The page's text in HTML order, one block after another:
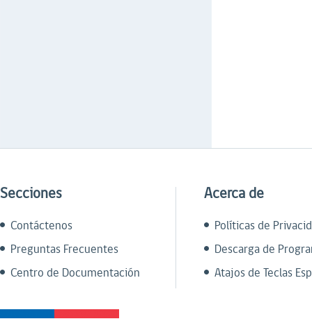
Secciones
Contáctenos
Preguntas Frecuentes
Centro de Documentación
Acerca de
Políticas de
Descarga de
Atajos de Teclas